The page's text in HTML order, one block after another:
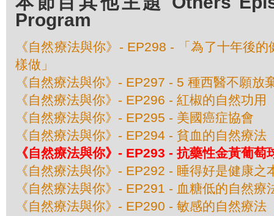
Program
《自然療法與你》- EP298 - 「為了十年後
樣做」
《自然療法與你》- EP297 - 5 種西醫不願放
《自然療法與你》- EP296 - 紅椒的自然功用
《自然療法與你》- EP295 - 美國癌症協會
《自然療法與你》- EP294 - 貧血的自然療法
《自然療法與你》- EP293 - 抗藥性金黃葡萄
《自然療法與你》- EP292 - 睡得好是健康之
《自然療法與你》- EP291 - 血糖低的自然療
《自然療法與你》- EP290 - 敏感的自然療法